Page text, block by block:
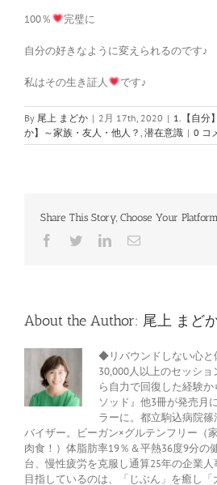
100％ 完璧に
自分の好きなように変えられるのです♪
私はその生き証人 です♪
By 尾上 まどか | 2月 17th, 2020 | 1.【自分
か】～家族・友人・他人？ 潜在意識 | 0 コ
Share This Story, Choose Your
Facebook
TwitterLinkedIn
電
About the Author: 尾上 まど
◆リバウンドしない心と
30,000人以上のセッシ
ら自力で回復した経験
ソッド』他3冊が発売月
ラーに。都立駒込病院
バイザー。ビーガン×グルテンフリー（
肉食！）体脂肪率19％＆平熱36度9分
台、慢性疲労を克服し通算25年の企業
目指しているのは、「じぶん」を癒し